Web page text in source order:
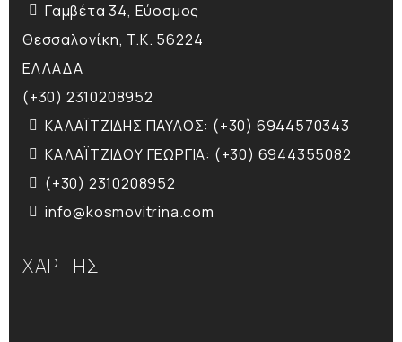
Γαμβέτα 34, Εύοσμος
Θεσσαλονίκη, T.K. 56224
ΕΛΛΑΔΑ
(+30) 2310208952
ΚΑΛΑΪΤΖΙΔΗΣ ΠΑΥΛΟΣ: (+30) 6944570343
ΚΑΛΑΪΤΖΙΔΟΥ ΓΕΩΡΓΙΑ: (+30) 6944355082
(+30) 2310208952
info@kosmovitrina.com
ΧΑΡΤΗΣ